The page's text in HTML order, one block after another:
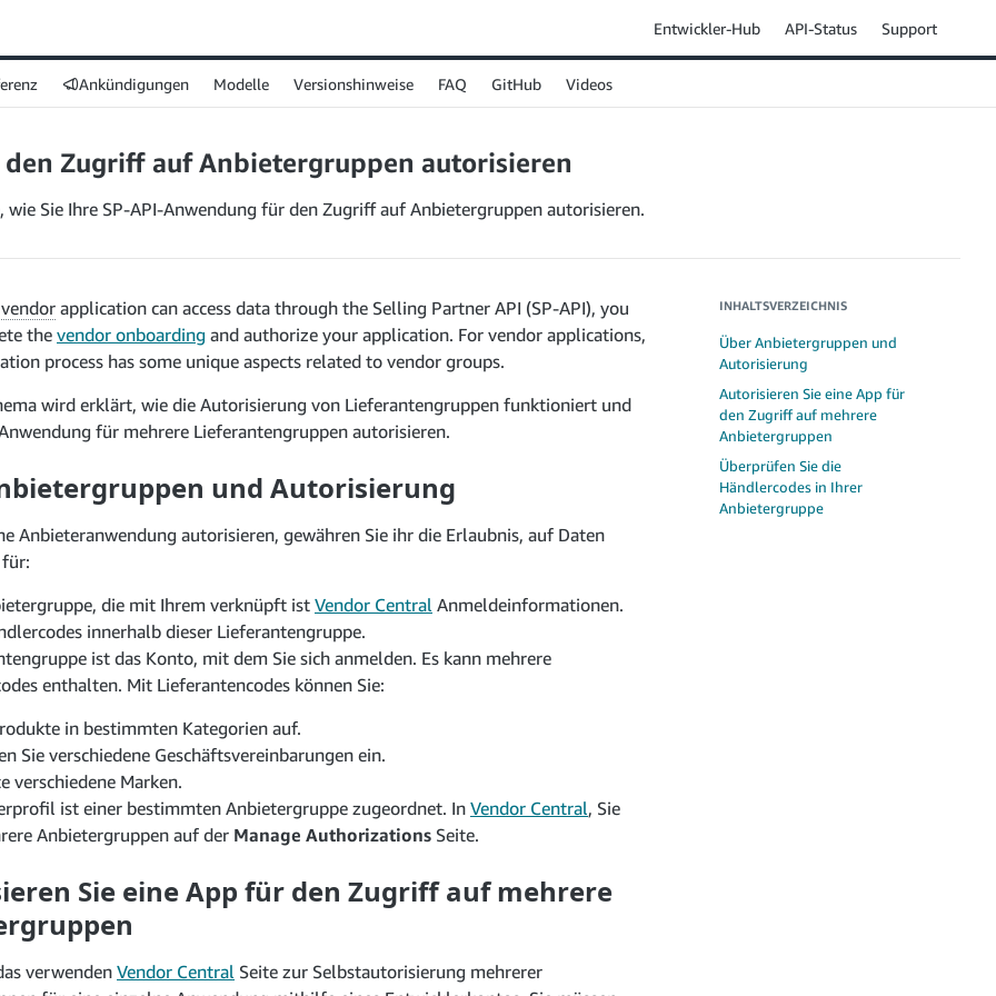
Entwickler-Hub API-Status Support
Ankündigungen Modelle Versionshinweise FAQ GitHub Videos
Zugriff auf Anbietergruppen autorisieren
wie Sie Ihre SP-API-Anwendung für den Zugriff auf Anbietergruppen autorisieren.
vendor application can access data through the Selling Partner API (SP-API), you
the vendor onboarding and authorize your application. For vendor applications,
process has some unique aspects related to vendor groups.
wird erklärt, wie die Autorisierung von Lieferantengruppen funktioniert und
für mehrere Lieferantengruppen autorisieren.
und Autorisierung
Anbieteranwendung autorisieren, gewähren Sie ihr die Erlaubnis, auf Daten
die mit Ihrem verknüpft istVendor Central Anmeldeinformationen.
innerhalb dieser Lieferantengruppe.
ist das Konto, mit dem Sie sich anmelden. Es kann mehrere
enthalten. Mit Lieferantencodes können Sie:
in bestimmten Kategorien auf.
Sie verschiedene Geschäftsvereinbarungen ein.
verschiedene Marken.
ist einer bestimmten Anbietergruppe zugeordnet. In Vendor Central, Sie
Anbietergruppen auf der Manage Authorizations Seite.
Sie eine App für den Zugriff auf mehrere
verwenden Vendor Central Seite zur Selbstautorisierung mehrerer
INHALTSVERZEICHNIS
Über Anbietergruppen und
Autorisierung
Autorisieren Sie eine App für
den Zugriff auf mehrere
Anbietergruppen
Überprüfen Sie die
Händlercodes in Ihrer
Anbietergruppe